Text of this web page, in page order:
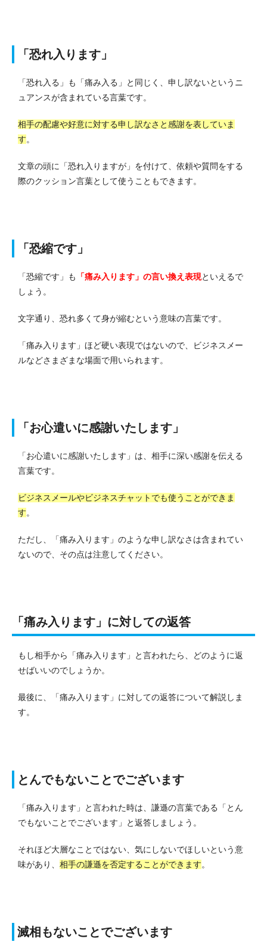
「恐れ入ります」
「恐れ入る」も「痛み入る」と同じく、申し訳ないというニ
ュアンスが含まれている言葉です。
相手の配慮や好意に対する申し訳なさと感謝を表していま
す。
文章の頭に「恐れ入りますが」を付けて、依頼や質問をする
際のクッション言葉として使うこともできます。
「恐縮です」
「恐縮です」も 「痛み入ります」の言い換え表現といえるで
しょう。
文字通り、恐れ多くて身が縮むという意味の言葉です。
「痛み入ります」ほど硬い表現ではないので、ビジネスメー
ルなどさまざまな場面で用いられます。
「お心遣いに感謝いたします」
「お心遣いに感謝いたします」は、相手に深い感謝を伝える
言葉です。
ビジネスメールやビジネスチャットでも使うことができま
す。
ただし、「痛み入ります」のような申し訳なさは含まれてい
ないので、その点は注意してください。
「痛み入ります」に対しての返答
もし相手から「痛み入ります」と言われたら、どのように返
せばいいのでしょうか。
最後に、「痛み入ります」に対しての返答について解説しま
す。
とんでもないことでございます
「痛み入ります」と言われた時は、謙遜の言葉である「とん
でもないことでございます」と返答しましょう。
それほど大層なことではない、気にしないでほしいという意
味があり、 相手の謙遜を否定することができます。
滅相もないことでございます